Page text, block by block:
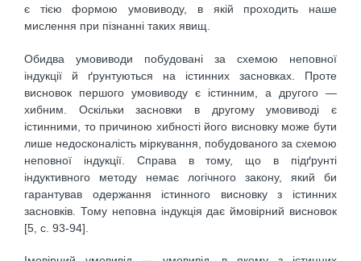
є тією формою умовиводу, в якій проходить наше
мислення при пізнанні таких явищ.
Обидва умовиводи побудовані за схемою неповної
індукції й ґрунтуються на істинних засновках. Проте
висновок першого умовиводу є істинним, а другого —
хибним. Оскільки засновки в другому умовиводі є
істинними, то причиною хибності його висновку може бути
лише недосконалість міркування, побудованого за схемою
неповної індукції. Справа в тому, що в підґрунті
індуктивного методу немає логічного закону, який би
гарантував одержання істинного висновку з істинних
засновків. Тому неповна індукція дає ймовірний висновок
[5, c. 93-94].